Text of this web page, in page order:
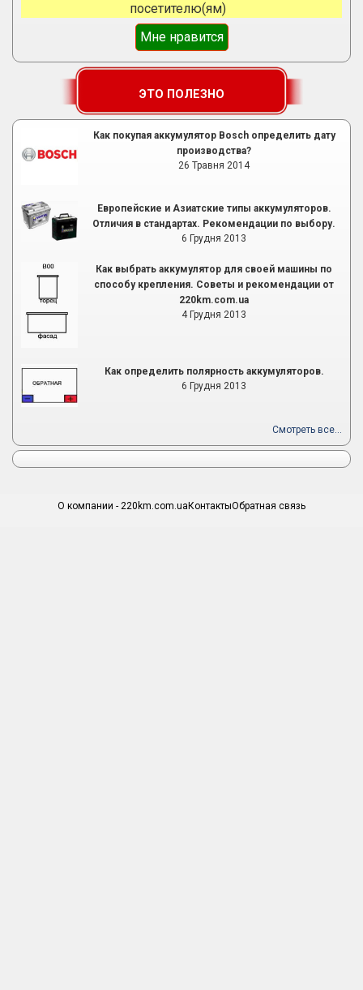
посетителю(ям)
Мне нравится
ЭТО ПОЛЕЗНО
Как покупая аккумулятор Bosch определить дату
производства?
26 Травня 2014
Европейские и Азиатские типы аккумуляторов.
Отличия в стандартах. Рекомендации по выбору.
6 Грудня 2013
Как выбрать аккумулятор для своей машины по
способу крепления. Советы и рекомендации от
220km.com.ua
4 Грудня 2013
Как определить полярность аккумуляторов.
6 Грудня 2013
Смотреть все...
О компании - 220km.com.uaКонтактыОбратная связь